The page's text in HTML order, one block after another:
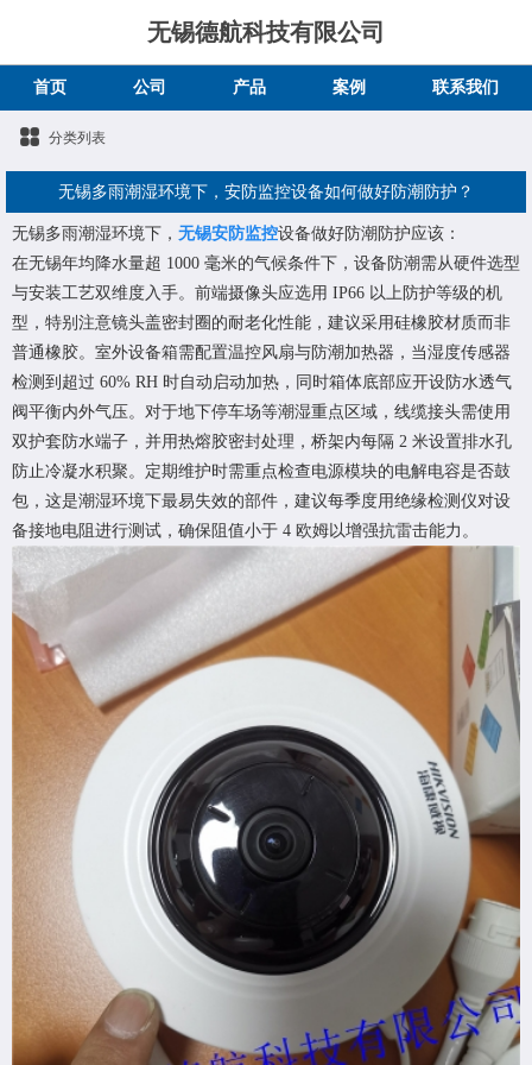
无锡德航科技有限公司
首页 公司 产品 案例 联系我们
分类列表
无锡多雨潮湿环境下，安防监控设备如何做好防潮防护？
无锡多雨潮湿环境下， 无锡安防监控设备做好防潮防护应该：
在无锡年均降水量超 1000 毫米的气候条件下，设备防潮需从硬件选型
与安装工艺双维度入手。前端摄像头应选用 IP66 以上防护等级的机
型，特别注意镜头盖密封圈的耐老化性能，建议采用硅橡胶材质而非
普通橡胶。室外设备箱需配置温控风扇与防潮加热器，当湿度传感器
检测到超过 60% RH 时自动启动加热，同时箱体底部应开设防水透气
阀平衡内外气压。对于地下停车场等潮湿重点区域，线缆接头需使用
双护套防水端子，并用热熔胶密封处理，桥架内每隔 2 米设置排水孔
防止冷凝水积聚。定期维护时需重点检查电源模块的电解电容是否鼓
包，这是潮湿环境下最易失效的部件，建议每季度用绝缘检测仪对设
备接地电阻进行测试，确保阻值小于 4 欧姆以增强抗雷击能力。